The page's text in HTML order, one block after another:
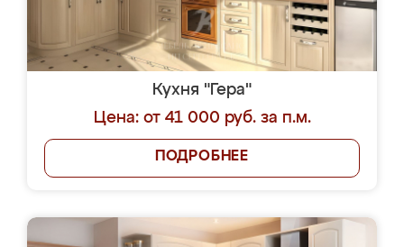
Кухня "Гера"
Цена: от 41 000 руб. за п.м.
ПОДРОБНЕЕ